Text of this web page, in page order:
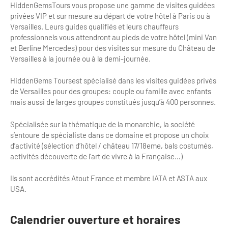
Clientèles lointaines
Clientèles spécifiques
Etudes et enquêtes
Dispositifs d'enquêtes
Chiffres Annuels
Chiffres clés de la destination
La liste des OT d'Île-de-France
APIDAE
Offres d'emplois et de stages
Mode d'emploi formations
Formations OT
Ateliers
Matinales
E-learning
Restaurants impressionnistes
Hébergements impressionnistes
Offre culturelle impressionniste
Activités
Croisiéristes/Bateaux
Parcs d’attractions et animaliers
Cabarets et casino
Grands magasins et outlets
HiddenGemsTours vous propose une gamme de visites guidées
privées VIP et sur mesure au départ de votre hôtel à Paris ou à
Versailles. Leurs guides qualifiés et leurs chauffeurs
professionnels vous attendront au pieds de votre hôtel (mini Van
et Berline Mercedes) pour des visites sur mesure du Château de
Versailles à la journée ou à la demi-journée.
HiddenGems Toursest spécialisé dans les visites guidées privés
de Versailles pour des groupes: couple ou famille avec enfants
mais aussi de larges groupes constitués jusqu’à 400 personnes.
Spécialisée sur la thématique de la monarchie, la société
s’entoure de spécialiste dans ce domaine et propose un choix
d’activité (sélection d’hôtel / château 17/18eme, bals costumés,
activités découverte de l’art de vivre à la Française…)
Ils sont accrédités Atout France et membre IATA et ASTA aux
USA.
Calendrier ouverture et horaires